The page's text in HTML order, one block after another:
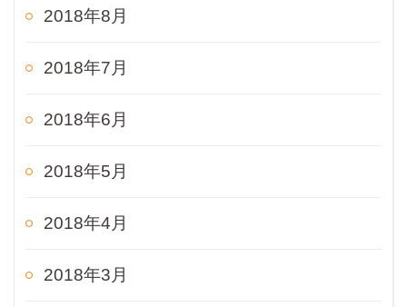
2018年8月
2018年7月
2018年6月
2018年5月
2018年4月
2018年3月